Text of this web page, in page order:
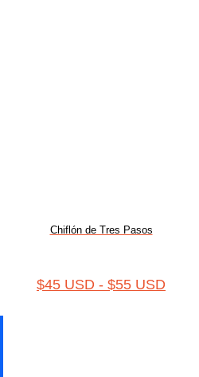
Chiflón de Tres Pasos
$45 USD - $55 USD